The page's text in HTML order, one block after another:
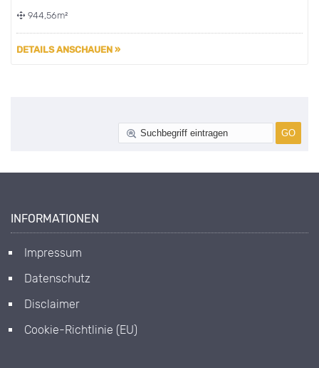
944,56m²
DETAILS ANSCHAUEN »
INFORMATIONEN
Impressum
Datenschutz
Disclaimer
Cookie-Richtlinie (EU)